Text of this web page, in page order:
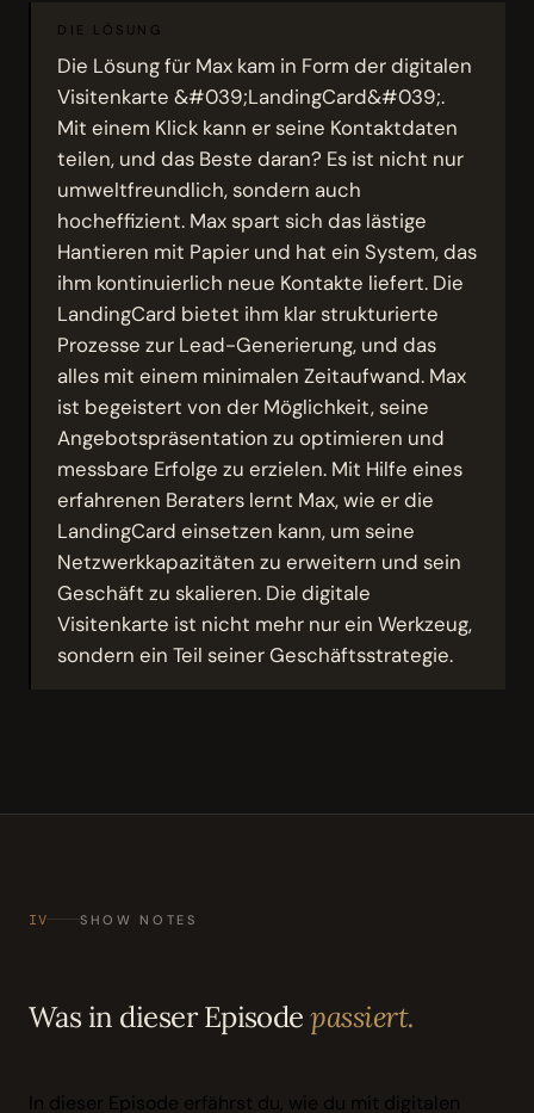
DIE LÖSUNG
Die Lösung für Max kam in Form der digitalen
Visitenkarte &#039;LandingCard&#039;.
Mit einem Klick kann er seine Kontaktdaten
teilen, und das Beste daran? Es ist nicht nur
umweltfreundlich, sondern auch
hocheffizient. Max spart sich das lästige
Hantieren mit Papier und hat ein System, das
ihm kontinuierlich neue Kontakte liefert. Die
LandingCard bietet ihm klar strukturierte
Prozesse zur Lead-Generierung, und das
alles mit einem minimalen Zeitaufwand. Max
ist begeistert von der Möglichkeit, seine
Angebotspräsentation zu optimieren und
messbare Erfolge zu erzielen. Mit Hilfe eines
erfahrenen Beraters lernt Max, wie er die
LandingCard einsetzen kann, um seine
Netzwerkkapazitäten zu erweitern und sein
Geschäft zu skalieren. Die digitale
Visitenkarte ist nicht mehr nur ein Werkzeug,
sondern ein Teil seiner Geschäftsstrategie.
IV SHOW NOTES
Was in dieser Episodepassiert.
In dieser Episode erfährst du, wie du mit digitalen